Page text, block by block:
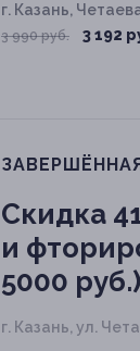
г. Казань,
3 990 руб. 3 192
Скидка
и
5000 руб.)
г. Казань, ул.